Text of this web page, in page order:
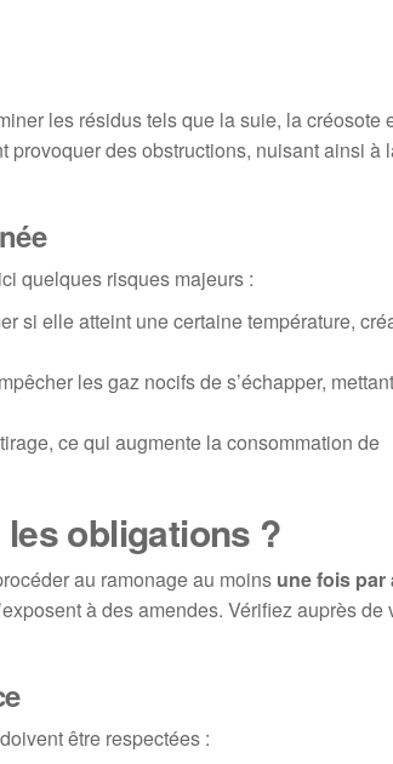
les résidus tels que la suie, la créosote
provoquer des obstructions, nuisant ainsi à
quelques risques majeurs :
si elle atteint une certaine température,
les gaz nocifs de s’échapper,
ce qui augmente la consommation de
obligations ?
au ramonage au moins une fois par
à des amendes. Vérifiez auprès de
être respectées :